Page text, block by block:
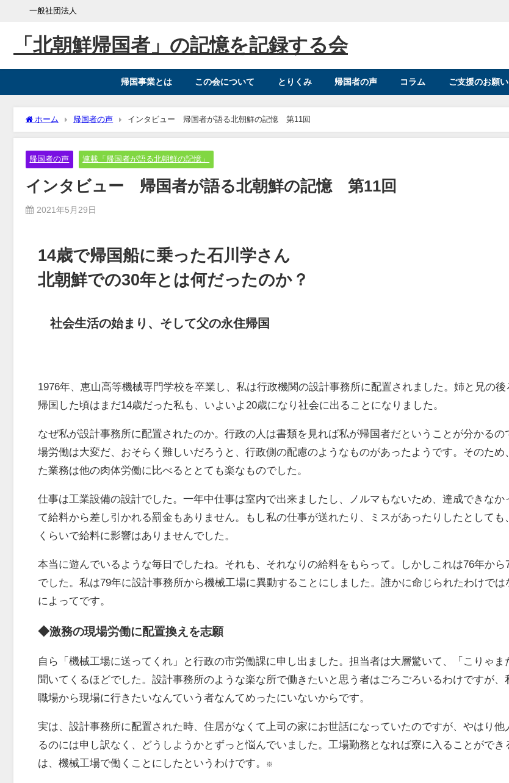
一般社団法人
「北朝鮮帰国者」の記憶を記録する会
帰国事業とは この会について とりくみ 帰国者の声 コラム ご支援のお願い
ホーム 帰国者の声 インタビュー 帰国者が語る北朝鮮の記憶 第11回
帰国者の声 連載「帰国者が語る北朝鮮の記憶」
インタビュー 帰国者が語る北朝鮮の記憶 第11回
2021年5月29日
14歳で帰国船に乗った石川学さん
北朝鮮での30年とは何だったのか？
社会生活の始まり、そして父の永住帰国
1976年、恵山高等機械専門学校を卒業し、私は行政機関の設計事務所に配置されました。姉と兄の後
帰国した頃はまだ14歳だった私も、いよいよ20歳になり社会に出ることになりました。
なぜ私が設計事務所に配置されたのか。行政の人は書類を見れば私が帰国者だということが分かるの
場労働は大変だ、おそらく難しいだろうと、行政側の配慮のようなものがあったようです。そのため
た業務は他の肉体労働に比べるととても楽なものでした。
仕事は工業設備の設計でした。一年中仕事は室内で出来ましたし、ノルマもないため、達成できなか
て給料から差し引かれる罰金もありません。もし私の仕事が送れたり、ミスがあったりしたとしても
くらいで給料に影響はありませんでした。
本当に遊んでいるような毎日でしたね。それも、それなりの給料をもらって。しかしこれは76年から
でした。私は79年に設計事務所から機械工場に異動することにしました。誰かに命じられたわけでは
によってです。
◆激務の現場労働に配置換えを志願
自ら「機械工場に送ってくれ」と行政の市労働課に申し出ました。担当者は大層驚いて、「こりゃま
聞いてくるほどでした。設計事務所のような楽な所で働きたいと思う者はごろごろいるわけですが、
職場から現場に行きたいなんていう者なんてめったにいないからです。
実は、設計事務所に配置された時、住居がなくて上司の家にお世話になっていたのですが、やはり他
るのには申し訳なく、どうしようかとずっと悩んでいました。工場勤務となれば寮に入ることができ
は、機械工場で働くことにしたというわけです。
※